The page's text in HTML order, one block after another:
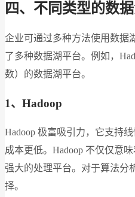
四、不同类型的数
企业可通过多种方法使用数据
了多种数据湖平台。例如，
数）的数据湖平台。
1、Hadoop
Hadoop 极富吸引力，它支持
成本更低。Hadoop 不仅仅意
强大的处理平台。对于算法分
择。